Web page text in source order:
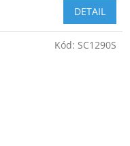
DETAIL
Kód: SC1290S